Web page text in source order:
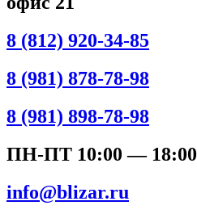
8 (812) 920-34-85
8 (981) 878-78-98
8 (981) 898-78-98
ПН-ПТ 10:00 — 18:00
info@blizar.ru